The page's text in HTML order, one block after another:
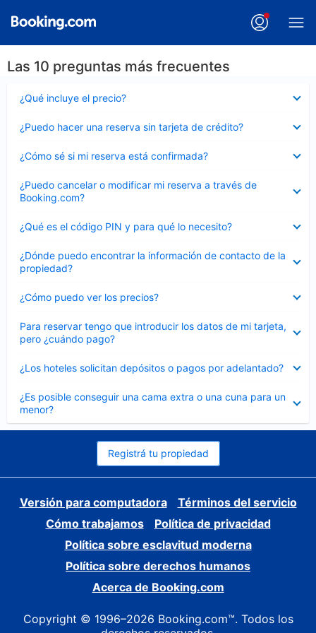
Las 10 preguntas más frecuentes
¿Qué incluye el precio?
cerrado
¿Puedo hacer una reserva sin tarjeta de crédito?
cerrado
¿Cómo sé si mi reserva está confirmada?
cerrado
¿Puedo cancelar o modificar mi reserva a través de
Booking.com?
cerrado
¿Qué es el código PIN y para qué lo necesito?
cerrado
¿Dónde puedo encontrar la información de contacto de la
propiedad?
cerrado
¿Cómo puedo ver los precios?
cerrado
Para reservar tengo que introducir los datos de mi tarjeta,
pero ¿cuándo pago?
cerrado
¿Los hoteles solicitan depósitos o pagos por adelantado?
cerrado
¿Es posible conseguir una cama extra o una cuna para un
menor?
cerrado
Registrá tu propiedad
Versión para computadora
Términos del servicio
Cómo trabajamos
Política de privacidad
Política sobre esclavitud moderna
Política sobre derechos humanos
Acerca de Booking.com
Copyright © 1996–2026 Booking.com™. Todos los